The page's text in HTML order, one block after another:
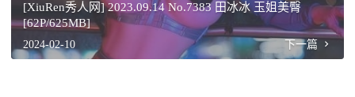
[XiuRen秀人网] 2023.09.14 No.7383 田冰冰 玉姐美臀
[62P/625MB]
2024-02-10 下一篇